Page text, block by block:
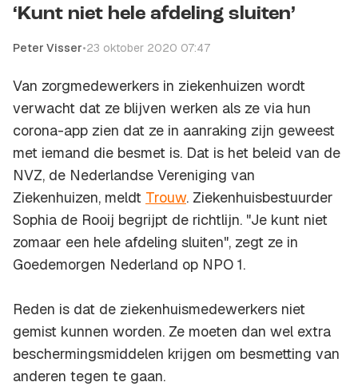
‘Kunt niet hele afdeling sluiten’
Peter Visser•23 oktober 2020 07:47
Van zorgmedewerkers in ziekenhuizen wordt
verwacht dat ze blijven werken als ze via hun
corona-app zien dat ze in aanraking zijn geweest
met iemand die besmet is. Dat is het beleid van de
NVZ, de Nederlandse Vereniging van
Ziekenhuizen, meldt Trouw. Ziekenhuisbestuurder
Sophia de Rooij begrijpt de richtlijn. "Je kunt niet
zomaar een hele afdeling sluiten", zegt ze in
Goedemorgen Nederland op NPO 1.
Reden is dat de ziekenhuismedewerkers niet
gemist kunnen worden. Ze moeten dan wel extra
beschermingsmiddelen krijgen om besmetting van
anderen tegen te gaan.